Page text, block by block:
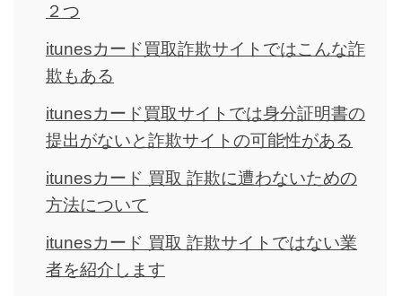
２つ
itunesカード買取詐欺サイトではこんな詐
欺もある
itunesカード買取サイトでは身分証明書の
提出がないと詐欺サイトの可能性がある
itunesカード 買取 詐欺に遭わないための
方法について
itunesカード 買取 詐欺サイトではない業
者を紹介します